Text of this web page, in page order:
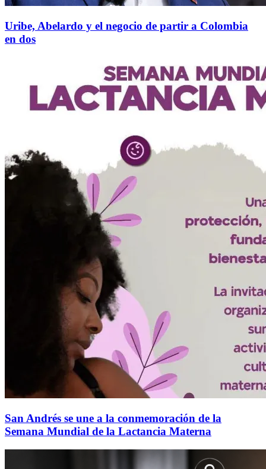
Uribe, Abelardo y el negocio de partir a Colombia
en dos
San Andrés se une a la conmemoración de la
Semana Mundial de la Lactancia Materna